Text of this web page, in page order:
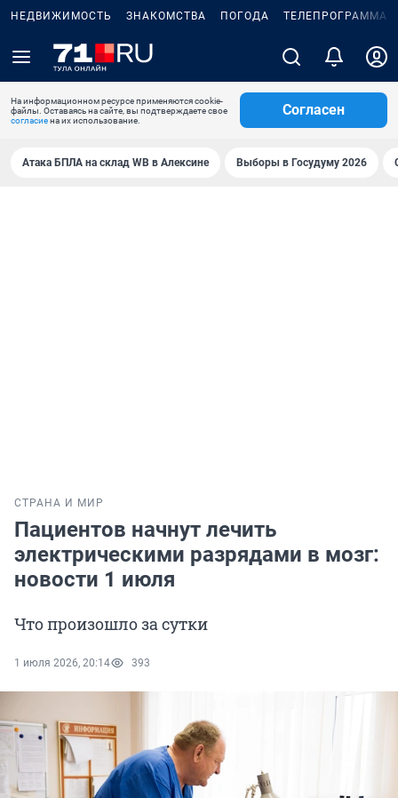
НЕДВИЖИМОСТЬ ЗНАКОМСТВА ПОГОДА ТЕЛЕПРОГРАММА
На информационном ресурсе применяются cookie-
файлы. Оставаясь на сайте, вы подтверждаете свое
согласиена их использование.
Согласен
Атака БПЛА на склад WB в Алексине Выборы в Госудуму 2026
СТРАНА И МИР
Пациентов начнут лечить
электрическими разрядами в мозг:
новости 1 июля
Что произошло за сутки
1 июля 2026, 20:14 393